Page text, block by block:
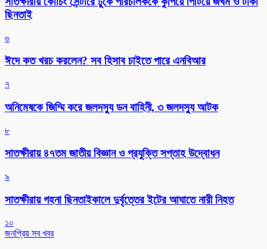
ছিনতাই
৬
ঈদে কত খরচ করলেন? সব হিসাব চাইতে পারে এনবিআর
৭
অনিমেষকে জিম্মি করে জলদস্যু ডন বাহিনী, ৩ জলদস্যু আটক
৮
সাতক্ষীরায় ৪৭তম জাতীয় বিজ্ঞান ও প্রযুক্তি সপ্তাহ উদ্বোধন
৯
সাতক্ষীরায় গহনা ছিনতাইকালে দুর্বৃত্তের ইটের আঘাতে নারী নিহত
১০
জনপ্রিয় সব খবর